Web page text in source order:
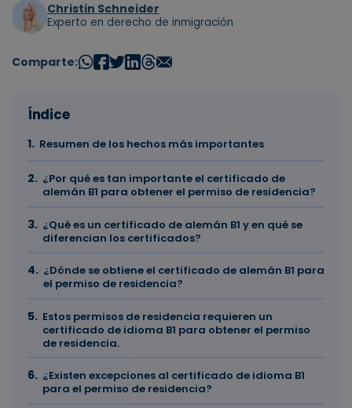
Christin Schneider
Experto en derecho de inmigración
Comparte:
Índice
Resumen de los hechos más importantes
¿Por qué es tan importante el certificado de
alemán B1 para obtener el permiso de residencia?
¿Qué es un certificado de alemán B1 y en qué se
diferencian los certificados?
¿Dónde se obtiene el certificado de alemán B1 para
el permiso de residencia?
Estos permisos de residencia requieren un
certificado de idioma B1 para obtener el permiso
de residencia.
¿Existen excepciones al certificado de idioma B1
para el permiso de residencia?